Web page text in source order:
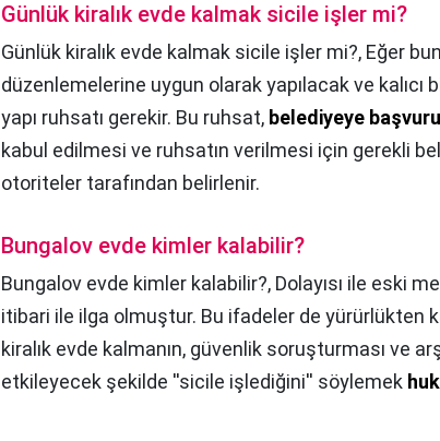
Günlük kiralık evde kalmak sicile işler mi?
Günlük kiralık evde kalmak sicile işler mi?, Eğer
düzenlemelerine uygun olarak yapılacak ve kalıcı
yapı ruhsatı gerekir. Bu ruhsat, belediyeye
kabul edilmesi ve ruhsatın verilmesi için gerekli
otoriteler tarafından belirlenir.
Bungalov evde kimler kalabilir?
Bungalov evde kimler kalabilir?, Dolayısı ile eski
itibari ile ilga olmuştur. Bu ifadeler de yürürlükten
kiralık evde kalmanın, güvenlik soruşturması ve
etkileyecek şekilde ''sicile işlediğini'' söylemek